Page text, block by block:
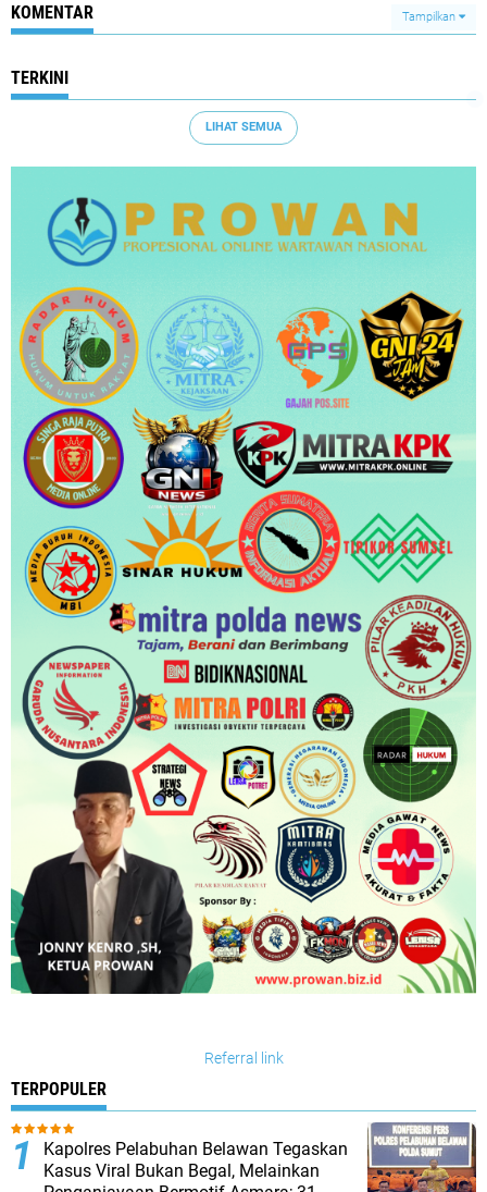
KOMENTAR Tampilkan
TERKINI
LIHAT SEMUA
Referral link
TERPOPULER
Kapolres Pelabuhan Belawan Tegaskan
Kasus Viral Bukan Begal, Melainkan